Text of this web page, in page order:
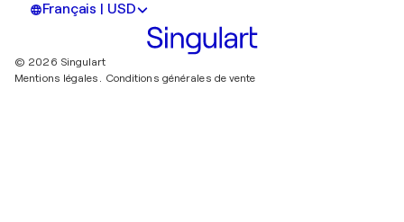
Français | USD
© 2026 Singulart
Mentions légales. Conditions générales de vente